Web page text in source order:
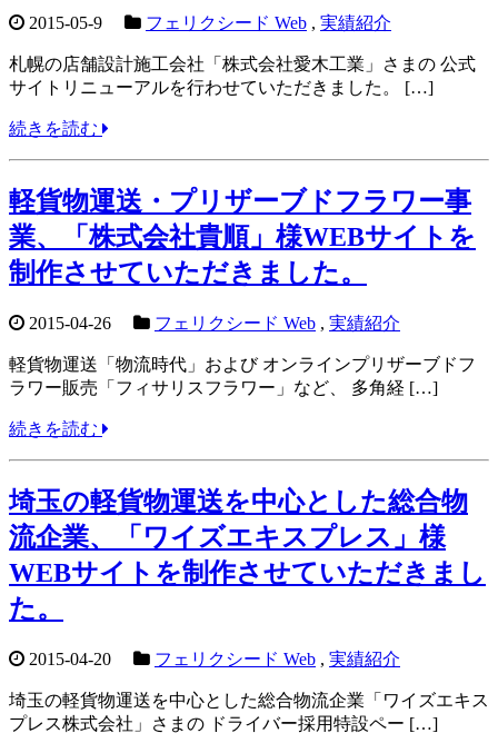
2015-05-9 フェリクシード Web , 実績紹介
札幌の店舗設計施工会社「株式会社愛木工業」さまの 公式
サイトリニューアルを行わせていただきました。 […]
続きを読む
軽貨物運送・プリザーブドフラワー事
業、「株式会社貴順」様WEBサイトを
制作させていただきました。
2015-04-26 フェリクシード Web , 実績紹介
軽貨物運送「物流時代」および オンラインプリザーブドフ
ラワー販売「フィサリスフラワー」など、 多角経 […]
続きを読む
埼玉の軽貨物運送を中心とした総合物
流企業、「ワイズエキスプレス」様
WEBサイトを制作させていただきまし
た。
2015-04-20 フェリクシード Web , 実績紹介
埼玉の軽貨物運送を中心とした総合物流企業「ワイズエキス
プレス株式会社」さまの ドライバー採用特設ペー […]